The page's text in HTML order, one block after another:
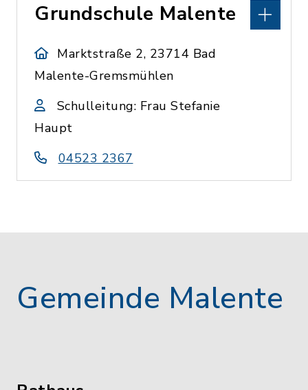
Grundschule Malente
Marktstraße 2, 23714 Bad
Malente-Gremsmühlen
Schulleitung: Frau Stefanie
Haupt
04523 2367
Gemeinde Malente